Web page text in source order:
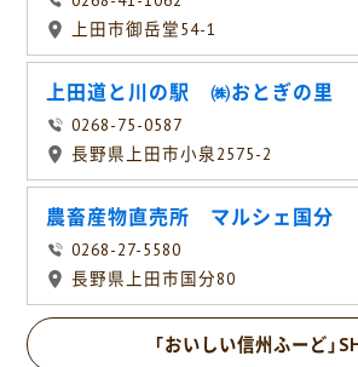
上田市御岳堂54-1
上田道と川の駅 ㈱おとぎの里
0268-75-0587
長野県上田市小泉2575-2
農畜産物直売所 マルシェ国分
0268-27-5580
長野県上田市国分80
「おいしい信州ふーど」